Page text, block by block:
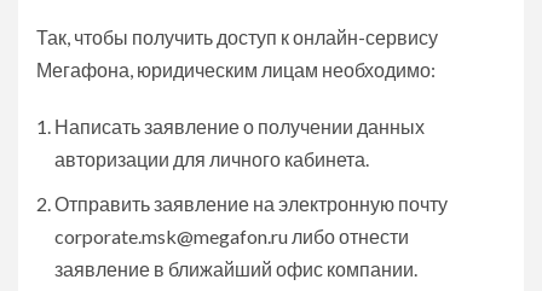
Так, чтобы получить доступ к онлайн-сервису
Мегафона, юридическим лицам необходимо:
Написать заявление о получении данных
авторизации для личного кабинета.
Отправить заявление на электронную почту
corporate.msk@megafon.ru либо отнести
заявление в ближайший офис компании.